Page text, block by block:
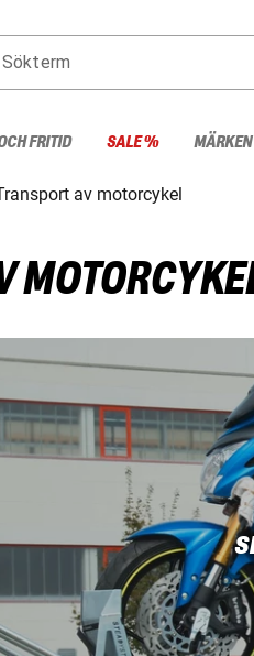
Sökterm
FRITID SALE % MÄRKEN
av motorcykel